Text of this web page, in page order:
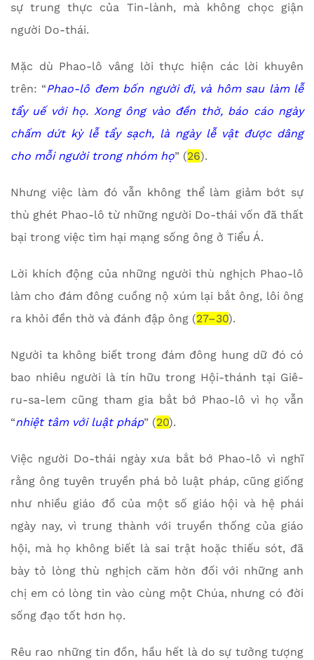
sự trung thực của Tin-lành, mà không chọc giận
người Do-thái.
Mặc dù Phao-lô vâng lời thực hiện các lời khuyên
trên: “Phao-lô đem bốn người đi, và hôm sau làm lễ
tẩy uế với họ. Xong ông vào đền thờ, báo cáo ngày
chấm dứt kỳ lễ tẩy sạch, là ngày lễ vật được dâng
cho mỗi người trong nhóm họ” (26).
Nhưng việc làm đó vẫn không thể làm giảm bớt sự
thù ghét Phao-lô từ những người Do-thái vốn đã thất
bại trong việc tìm hại mạng sống ông ở Tiểu Á.
Lời khích động của những người thù nghịch Phao-lô
làm cho đám đông cuồng nộ xúm lại bắt ông, lôi ông
ra khỏi đền thờ và đánh đập ông (27–30).
Người ta không biết trong đám đông hung dữ đó có
bao nhiêu người là tín hữu trong Hội-thánh tại Giê-
ru-sa-lem cũng tham gia bắt bớ Phao-lô vì họ vẫn
“nhiệt tâm với luật pháp” (20).
Việc người Do-thái ngày xưa bắt bớ Phao-lô vì nghĩ
rằng ông tuyên truyền phá bỏ luật pháp, cũng giống
như nhiều giáo đồ của một số giáo hội và hệ phái
ngày nay, vì trung thành với truyền thống của giáo
hội, mà họ không biết là sai trật hoặc thiếu sót, đã
bày tỏ lòng thù nghịch căm hờn đối với những anh
chị em có lòng tin vào cùng một Chúa, nhưng có đời
sống đạo tốt hơn họ.
Rêu rao những tin đồn, hầu hết là do sự tưởng tượng